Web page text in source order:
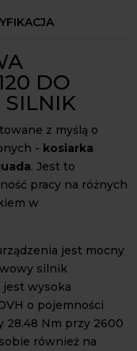
od produktu.
DO
z myślą o
- kosiarka
. Jest to
pracy na różnych
w
jest mocny
silnik
wysoka
o pojemności
28.48 Nm przy 2600
również na